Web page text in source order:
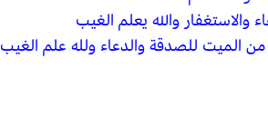
والله يعلم الغيب
الميت للصدقة والدعاء ولله علم الغيب